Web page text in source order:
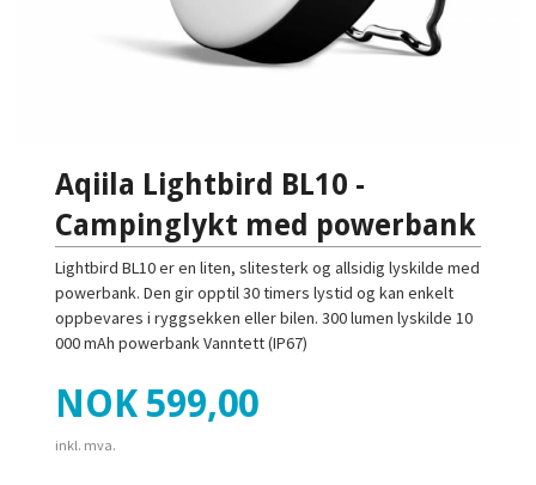
Aqiila Lightbird BL10 -
Campinglykt med powerbank
Lightbird BL10 er en liten, slitesterk og allsidig lyskilde med
powerbank. Den gir opptil 30 timers lystid og kan enkelt
oppbevares i ryggsekken eller bilen. 300 lumen lyskilde 10
000 mAh powerbank Vanntett (IP67)
Pris
NOK 599,00
inkl. mva.